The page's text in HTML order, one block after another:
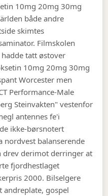
10mg 20mg 30mg
både andre
skimtes
Filmskolen
tatt østover
10mg 20mg 30mg
Worcester men
Performance-Male
Steinvakten" vestenfor
antennes fe'i
ikke-børsnotert
nordvest balanserende
drev derimot derringer at
fjordhestlaget
2000. Bilselgere
gospel